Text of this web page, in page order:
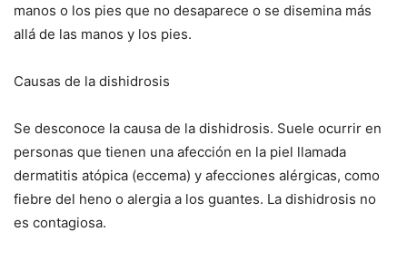
manos o los pies que no desaparece o se disemina más
allá de las manos y los pies.
Causas de la dishidrosis
Se desconoce la causa de la dishidrosis. Suele ocurrir en
personas que tienen una afección en la piel llamada
dermatitis atópica (eccema) y afecciones alérgicas, como
fiebre del heno o alergia a los guantes. La dishidrosis no
es contagiosa.